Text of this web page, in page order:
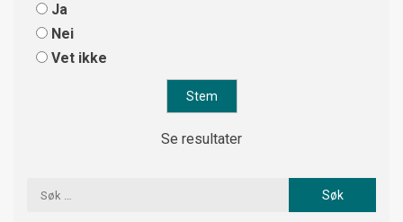
Ja
Nei
Vet ikke
Se resultater